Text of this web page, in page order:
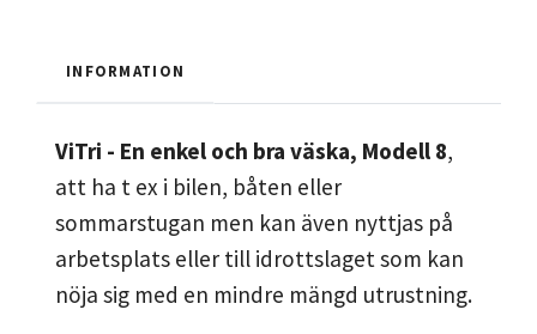
INFORMATION
ViTri - En enkel och bra väska, Modell 8,
att ha t ex i bilen, båten eller
sommarstugan men kan även nyttjas på
arbetsplats eller till idrottslaget som kan
nöja sig med en mindre mängd utrustning.